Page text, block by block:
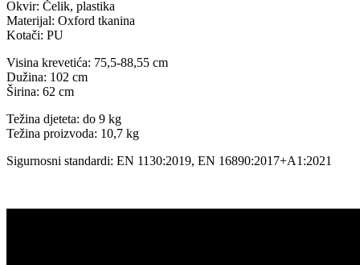
Okvir: Čelik, plastika
Materijal: Oxford tkanina
Kotači: PU
Visina krevetića: 75,5-88,55 cm
Dužina: 102 cm
Širina: 62 cm
Težina djeteta: do 9 kg
Težina proizvoda: 10,7 kg
Sigurnosni standardi: EN 1130:2019, EN 16890:2017+A1:2021